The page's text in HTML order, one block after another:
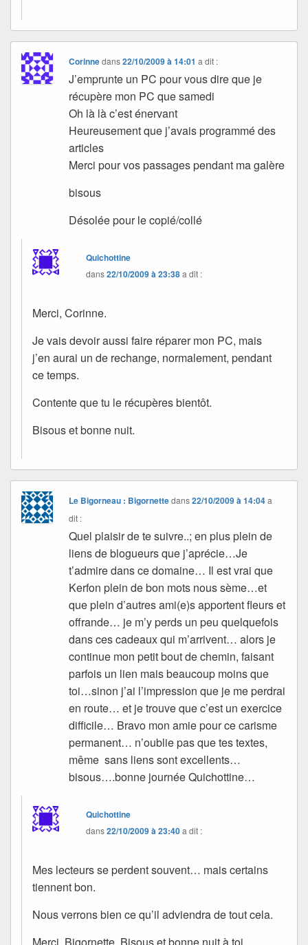
Corinnedans22/10/2009 à 14:01 a dit :
J’emprunte un PC pour vous dire que je
récupère mon PC que samedi
Oh là là c’est énervant
Heureusement que j’avais programmé des
articles
Merci pour vos passages pendant ma galère
bisous
Désolée pour le copié/collé
Quichottine
dans22/10/2009 à 23:38a dit :
Merci, Corinne.
Je vais devoir aussi faire réparer mon PC, mais
j’en aurai un de rechange, normalement, pendant
ce temps.
Contente que tu le récupères bientôt.
Bisous et bonne nuit.
Le Bigorneau : Bigornettedans22/10/2009 à 14:04 a
dit :
Quel plaisir de te suivre..; en plus plein de
liens de blogueurs que j’aprécie…Je
t’admire dans ce domaine… Il est vrai que
Kerfon plein de bon mots nous sème…et
que plein d’autres ami(e)s apportent fleurs et
offrande… je m’y perds un peu quelquefois
dans ces cadeaux qui m’arrivent… alors je
continue mon petit bout de chemin, faisant
parfois un lien mais beaucoup moins que
toi…sinon j’ai l’impression que je me perdrai
en route… et je trouve que c’est un exercice
difficile… Bravo mon amie pour ce carisme
permanent… n’oublie pas que tes textes,
même sans liens sont excellents…
bisous….bonne journée Quichottine…
Quichottine
dans22/10/2009 à 23:40a dit :
Mes lecteurs se perdent souvent… mais certains
tiennent bon.
Nous verrons bien ce qu’il adviendra de tout cela.